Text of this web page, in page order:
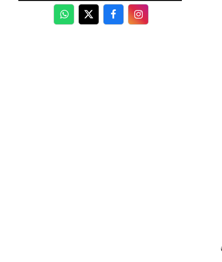
WhatsApp
TwitterFacebookFacebook